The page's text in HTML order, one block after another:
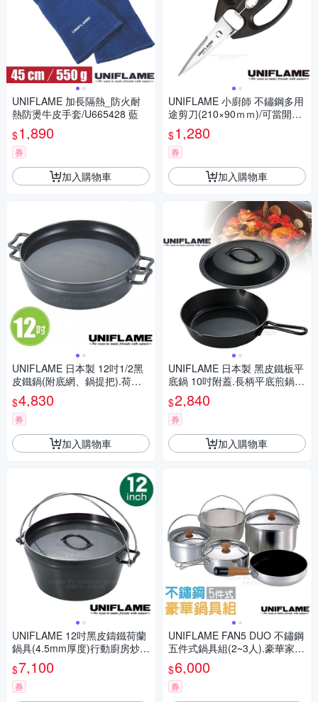
UNIFLAME 加長隔熱_防火耐
熱防燙牛皮手套/U665428 藍
$1,890
券
加入購物車
UNIFLAME 日本製 12吋1/2黑
皮鐵鍋(附底網、鍋提把).荷蘭
鍋.鑄鐵鍋.燒烤鍋/661086
$4,830
券
加入購物車
UNIFLAME 12吋黑皮鑄鐵荷蘭
鍋具(4.5mm厚度)行動廚房炒
鍋.燒烤湯鍋.煎鍋/660966
$7,100
券
UNIFLAME 小廚師 不鏽鋼多用
途剪刀(210×90ｍｍ)/可當開瓶
器.可拆解清洗/U661857
$1,280
券
加入購物車
UNIFLAME 日本製 黑皮鐵板平
底鍋 10吋附蓋.長柄平底煎鍋.
燒烤盤.煎盤/U661062
$2,840
券
加入購物車
UNIFLAME FAN5 DUO 不鏽鋼
五件式鍋具組(2~3人).豪華家庭
套鍋組.鍋具/U660256
$6,000
券